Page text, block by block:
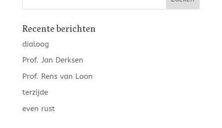
Recente berichten
dialoog
Prof. Jan Derksen
Prof. Rens van Loon
terzijde
even rust